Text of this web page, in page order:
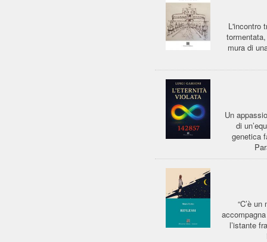
L'incontro
mura di
Un
di
genetica
“C’è
l’istante